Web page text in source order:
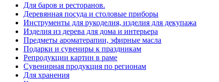
Для баров и ресторанов.
Деревянная посуда и столовые приборы
Инструменты для рукоделия, изделия для декупажа
Изделия из дерева для дома и интерьера
Предметы ароматерапии, эфирные масла
Подарки и сувениры к праздникам
Репродукции картин в раме
Сувенирная продукция по регионам
Для хранения